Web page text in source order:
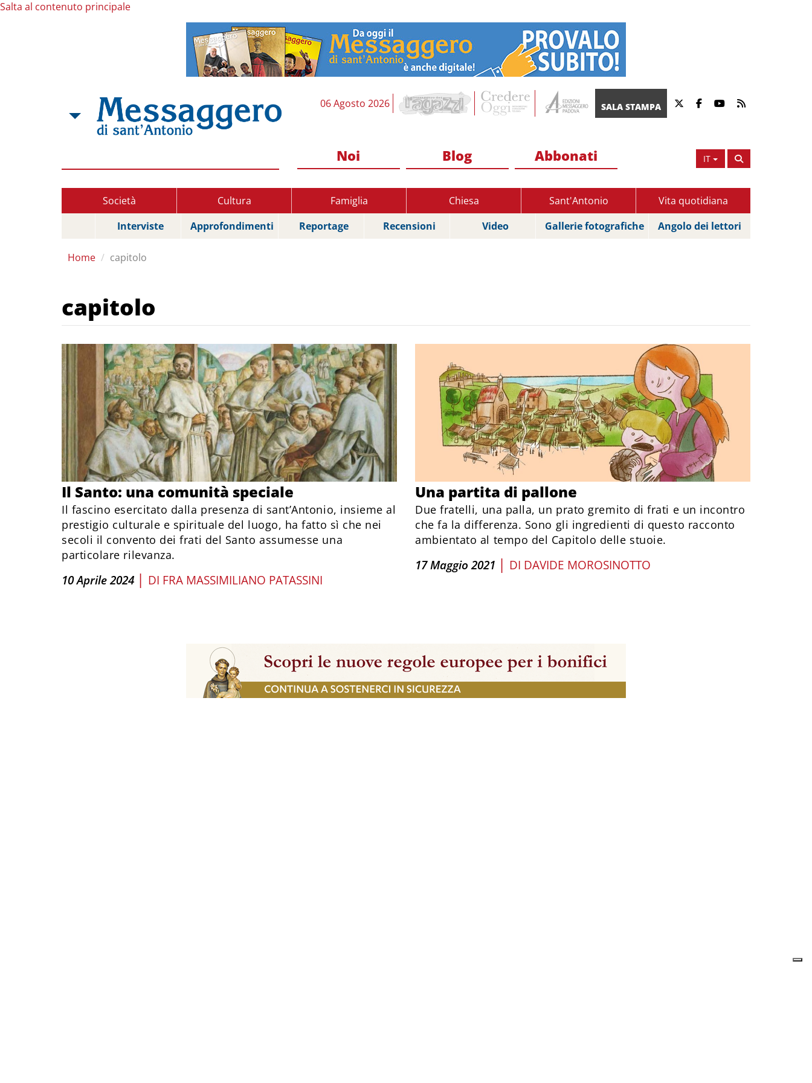
Salta al contenuto principale
06 Agosto 2026 SALA STAMPA
IT
Noi Blog Abbonati
Società Cultura Famiglia Chiesa Sant'Antonio
Vita quotidiana
Interviste
Approfondimenti Reportage Recensioni Video Gallerie fotografiche Angolo dei lettori
Home capitolo
capitolo
Il Santo: una comunità speciale
Il fascino esercitato dalla presenza di sant’Antonio, insieme al
prestigio culturale e spirituale del luogo, ha fatto sì che nei
secoli il convento dei frati del Santo assumesse una
particolare rilevanza.
10 Aprile 2024 | DI FRA MASSIMILIANO PATASSINI
Una partita di pallone
Due fratelli, una palla, un prato gremito di frati e un incontro
che fa la differenza. Sono gli ingredienti di questo racconto
ambientato al tempo del Capitolo delle stuoie.
17 Maggio 2021 | DI DAVIDE MOROSINOTTO